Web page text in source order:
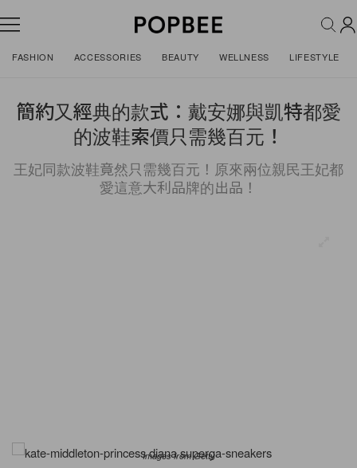
FASHION ACCESSORIES BEAUTY WELLNESS LIFESTYLE
簡約又經典的款式：戴安娜與凱特都愛
的波鞋索價只需幾百元！
王妃同款波鞋竟然只需幾百元！原來兩位親民王妃都
愛這意大利品牌的出品！
Images from Getty